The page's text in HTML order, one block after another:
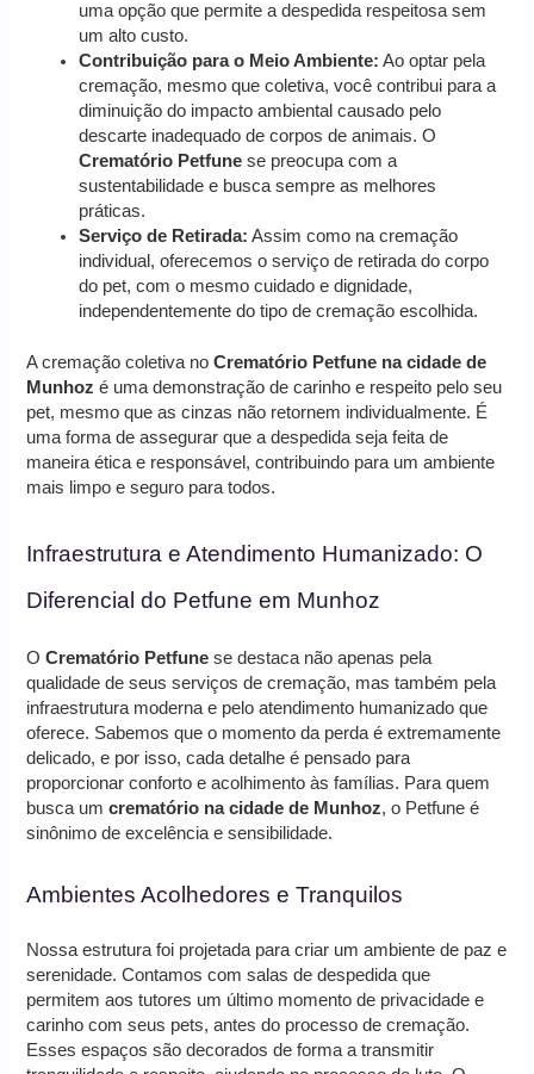
uma opção que permite a despedida respeitosa sem
um alto custo.
Contribuição para o Meio Ambiente: Ao optar pela
cremação, mesmo que coletiva, você contribui para a
diminuição do impacto ambiental causado pelo
descarte inadequado de corpos de animais. O
Crematório Petfune se preocupa com a
sustentabilidade e busca sempre as melhores
práticas.
Serviço de Retirada: Assim como na cremação
individual, oferecemos o serviço de retirada do corpo
do pet, com o mesmo cuidado e dignidade,
independentemente do tipo de cremação escolhida.
A cremação coletiva noCrematório Petfune na cidade de
Munhoz é uma demonstração de carinho e respeito pelo seu
pet, mesmo que as cinzas não retornem individualmente. É
uma forma de assegurar que a despedida seja feita de
maneira ética e responsável, contribuindo para um ambiente
mais limpo e seguro para todos.
Infraestrutura e Atendimento Humanizado: O
Diferencial do Petfune em Munhoz
OCrematório Petfune se destaca não apenas pela
qualidade de seus serviços de cremação, mas também pela
infraestrutura moderna e pelo atendimento humanizado que
oferece. Sabemos que o momento da perda é extremamente
delicado, e por isso, cada detalhe é pensado para
proporcionar conforto e acolhimento às famílias. Para quem
busca umcrematório na cidade de Munhoz, o Petfune é
sinônimo de excelência e sensibilidade.
Ambientes Acolhedores e Tranquilos
Nossa estrutura foi projetada para criar um ambiente de paz e
serenidade. Contamos com salas de despedida que
permitem aos tutores um último momento de privacidade e
carinho com seus pets, antes do processo de cremação.
Esses espaços são decorados de forma a transmitir